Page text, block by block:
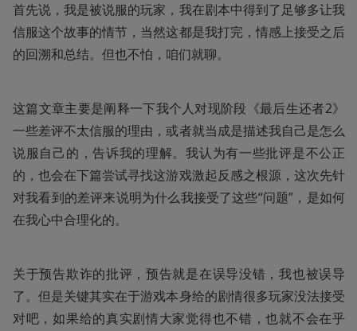
首先说，我是被说服的玩家，我在剧本中得到了足够多让我
信服这个故事的情节，当然这都是我打完，情感上接受之后
的回溯和总结。但也不怕，咱们就聊。
这篇文章主要是阐释一下我个人对现阶段《最后生还者2》
一些差评不太信服的理由，或者就当成是描述我自己是怎么
说服自己的，告诉我的理解。我认为有一些批评是不公正
的，也会在下篇尝试寻找这游戏激起反感之根源，这次先针
对我看到的差评来说明为什么我接受了这些“问题”，是如何
在我心中合理化的。
关于预告欺诈的批评，预告就是在误导没错，我也被误导
了。但是关键其实在于游戏本身给的剧情很多玩家没法接受
对吧，如果给的真实剧情大家觉得也不错，也就不会在乎